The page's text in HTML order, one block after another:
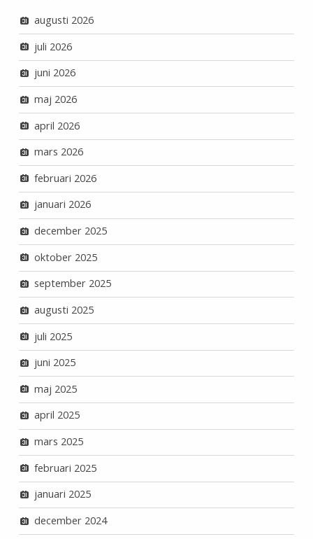
augusti 2026
juli 2026
juni 2026
maj 2026
april 2026
mars 2026
februari 2026
januari 2026
december 2025
oktober 2025
september 2025
augusti 2025
juli 2025
juni 2025
maj 2025
april 2025
mars 2025
februari 2025
januari 2025
december 2024